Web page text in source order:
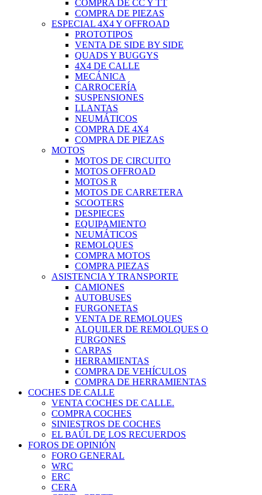
COMPRA DE CC Y TT
COMPRA DE PIEZAS
ESPECIAL 4X4 Y OFFROAD
PROTOTIPOS
VENTA DE SIDE BY SIDE
QUADS Y BUGGYS
4X4 DE CALLE
MECÁNICA
CARROCERÍA
SUSPENSIONES
LLANTAS
NEUMÁTICOS
COMPRA DE 4X4
COMPRA DE PIEZAS
MOTOS
MOTOS DE CIRCUITO
MOTOS OFFROAD
MOTOS R
MOTOS DE CARRETERA
SCOOTERS
DESPIECES
EQUIPAMIENTO
NEUMÁTICOS
REMOLQUES
COMPRA MOTOS
COMPRA PIEZAS
ASISTENCIA Y TRANSPORTE
CAMIONES
AUTOBUSES
FURGONETAS
VENTA DE REMOLQUES
ALQUILER DE REMOLQUES O
FURGONES
CARPAS
HERRAMIENTAS
COMPRA DE VEHÍCULOS
COMPRA DE HERRAMIENTAS
COCHES DE CALLE
VENTA COCHES DE CALLE.
COMPRA COCHES
SINIESTROS DE COCHES
EL BAÚL DE LOS RECUERDOS
FOROS DE OPINIÓN
FORO GENERAL
WRC
ERC
CERA